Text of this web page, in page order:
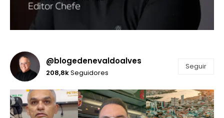
@blogedenevaldoalves
208,8kSeguidores
Seguir